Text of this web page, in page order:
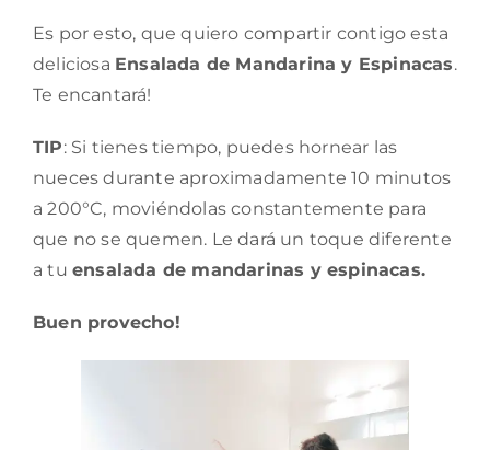
Es por esto, que quiero compartir contigo esta
deliciosa Ensalada de Mandarina y Espinacas.
Te encantará!
TIP: Si tienes tiempo, puedes hornear las
nueces durante aproximadamente 10 minutos
a 200°C, moviéndolas constantemente para
que no se quemen. Le dará un toque diferente
a tu ensalada de mandarinas y espinacas.
Buen provecho!